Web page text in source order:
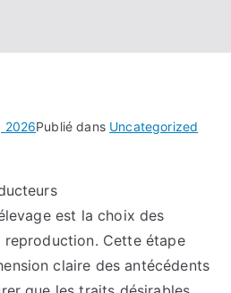
2026Publié dans Uncategorized
est la choix des
reproduction. Cette étape
claire des antécédents